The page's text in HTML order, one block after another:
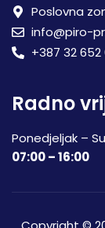
Poslovna
info@piro-
+387 32 652
Radno
Ponedjeljak –
07:00 – 16:00